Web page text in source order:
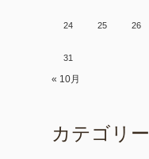
24 25 26
31
« 10月
カテゴリー